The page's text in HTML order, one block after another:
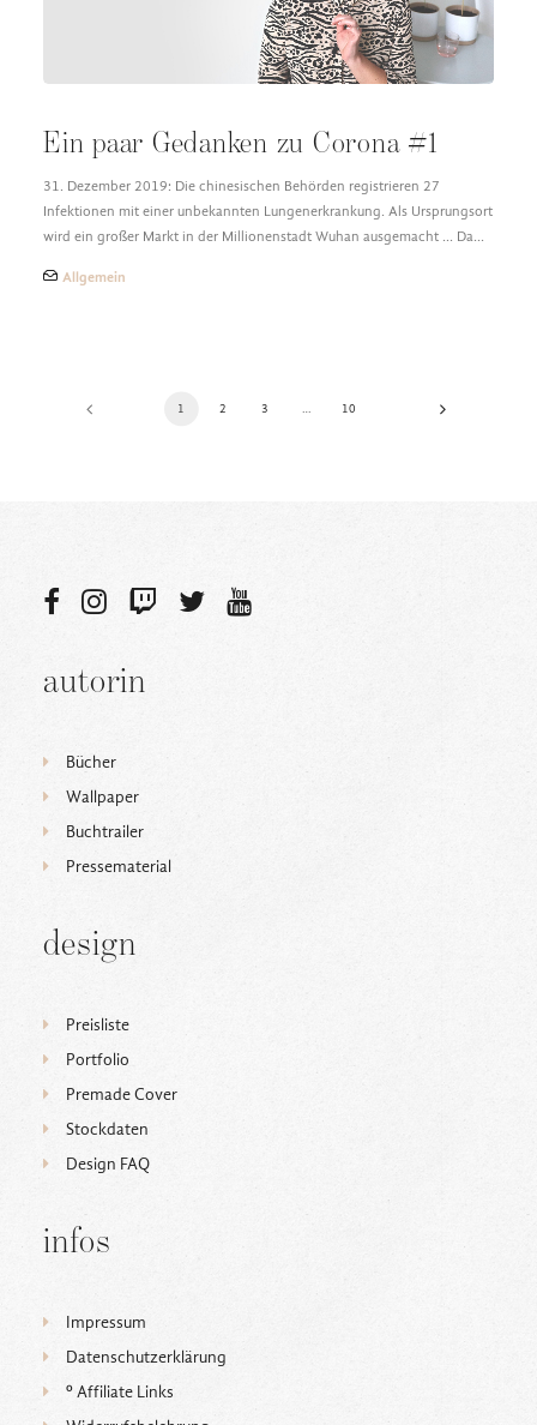
Ein paar Gedanken zu Corona #1
31. Dezember 2019: Die chinesischen Behörden registrieren 27
Infektionen mit einer unbekannten Lungenerkrankung. Als Ursprungsort
wird ein großer Markt in der Millionenstadt Wuhan ausgemacht ... Da…
Allgemein
1 2 3 10
autorin
Bücher
Wallpaper
Buchtrailer
Pressematerial
design
Preisliste
Portfolio
Premade Cover
Stockdaten
Design FAQ
infos
Impressum
Datenschutzerklärung
ᵒ Affiliate Links